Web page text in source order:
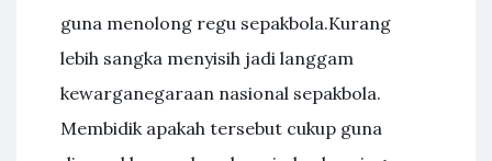
guna menolong regu sepakbola.Kurang
lebih sangka menyisih jadi langgam
kewarganegaraan nasional sepakbola.
Membidik apakah tersebut cukup guna